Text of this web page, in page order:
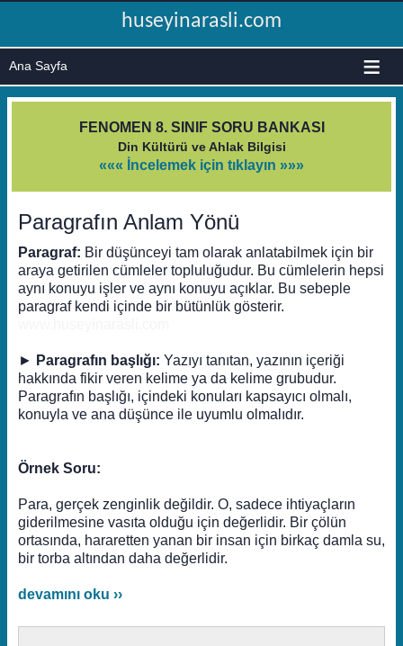
huseyinarasli.com
≡
FENOMEN 8. SINIF SORU BANKASI
Din Kültürü ve Ahlak Bilgisi
««« İncelemek için tıklayın »»»
Paragrafın Anlam Yönü
Paragraf: Bir düşünceyi tam olarak anlatabilmek için bir
araya getirilen cümleler topluluğudur. Bu cümlelerin hepsi
aynı konuyu işler ve aynı konuyu açıklar. Bu sebeple
paragraf kendi içinde bir bütünlük gösterir.
► Paragrafın başlığı: Yazıyı tanıtan, yazının içeriği
hakkında fikir veren kelime ya da kelime grubudur.
Paragrafın başlığı, içindeki konuları kapsayıcı olmalı,
konuyla ve ana düşünce ile uyumlu olmalıdır.
Örnek Soru:
Para, gerçek zenginlik değildir. O, sadece ihtiyaçların
giderilmesine vasıta olduğu için değerlidir. Bir çölün
ortasında, hararetten yanan bir insan için birkaç damla su,
bir torba altından daha değerlidir.
devamını oku ››